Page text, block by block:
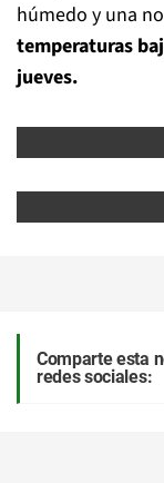
húmedo y una
temperaturas
jueves.
Comparte esta
redes sociales: